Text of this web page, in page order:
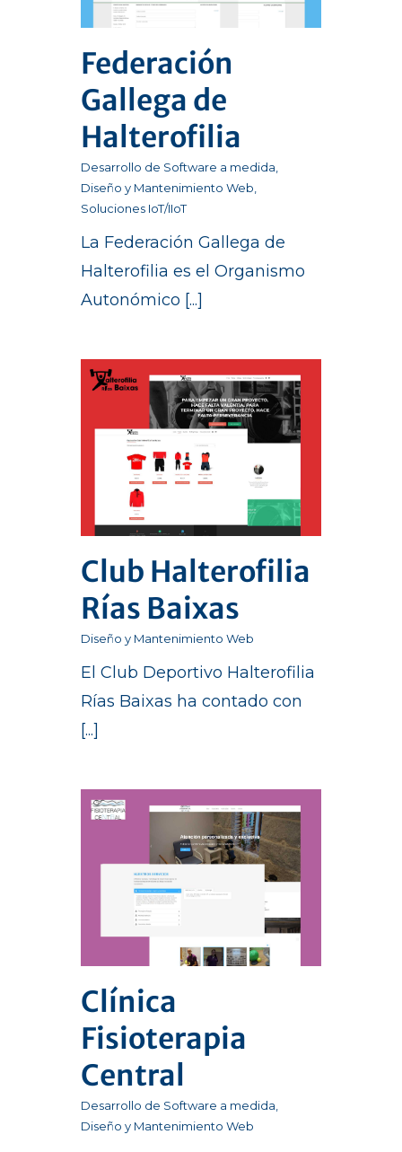
Federación
Gallega de
Halterofilia
Desarrollo de Software a medida
Diseño y Mantenimiento Web
Soluciones IoT/IIoT
La Federación Gallega de
Halterofilia es el Organismo
Autonómico [...]
Club Halterofilia
Rías Baixas
Diseño y Mantenimiento Web
El Club Deportivo Halterofilia
Rías Baixas ha contado con
[...]
Clínica
Fisioterapia
Central
Desarrollo de Software a medida
Diseño y Mantenimiento Web